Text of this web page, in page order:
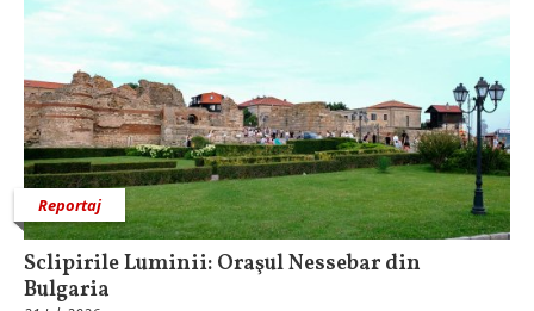
Reportaj
Sclipirile Luminii: Oraşul Nessebar din
Bulgaria